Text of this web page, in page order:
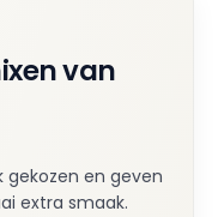
van
gekozen en geven
extra smaak.